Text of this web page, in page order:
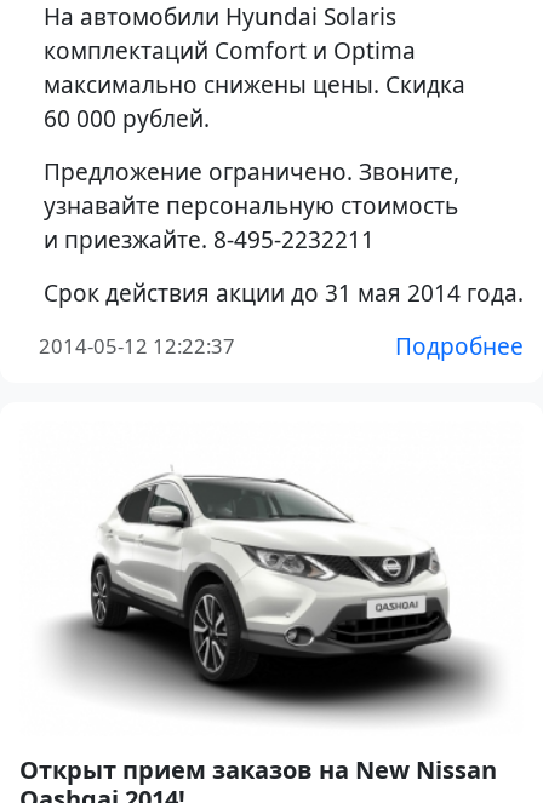
На автомобили Hyundai Solaris
комплектаций Comfort и Optima
максимально снижены цены. Скидка
60 000 рублей.
Предложение ограничено. Звоните,
узнавайте персональную стоимость
и приезжайте. 8-495-2232211
Срок действия акции до 31 мая 2014 года.
2014-05-12 12:22:37 Подробнее
Открыт прием заказов на New Nissan